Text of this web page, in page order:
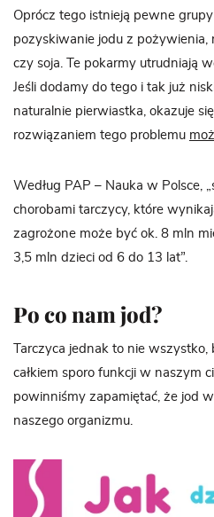
Oprócz tego istnieją pewne
pozyskiwanie jodu z pożywienia,
czy soja. Te pokarmy utrudniają
Jeśli dodamy do tego i tak już
naturalnie pierwiastka, okazuje
rozwiązaniem tego problemu
Według PAP – Nauka w Polsce,
chorobami tarczycy, które
zagrożone może być ok. 8 mln
3,5 mln dzieci od 6 do 13 lat”.
Po co nam jod?
Tarczyca jednak to nie
całkiem sporo funkcji w naszym
powinniśmy zapamiętać, że jod
naszego organizmu.